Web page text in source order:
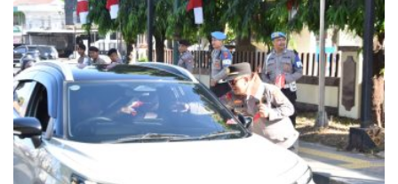
anggota dapat hadir melaksanakan apel PLB kali ini. Selain
itu juga mengingatkan kepada seluruh anggota penjagaan
agar mendatangi TKP agar bersamaan dengan Piket fungsi
jangan sendiri-sendiri, waspada dan saling menjaga personil
dalam menangani masalah di TKP. Personil Polres Seruyan
harus tanggap dan iklas bila ada personil meminta bantuan
bila terjadi masalah perkelahian antar kampung atau
antarmasa pendukung agar segera datang ke TKP harus